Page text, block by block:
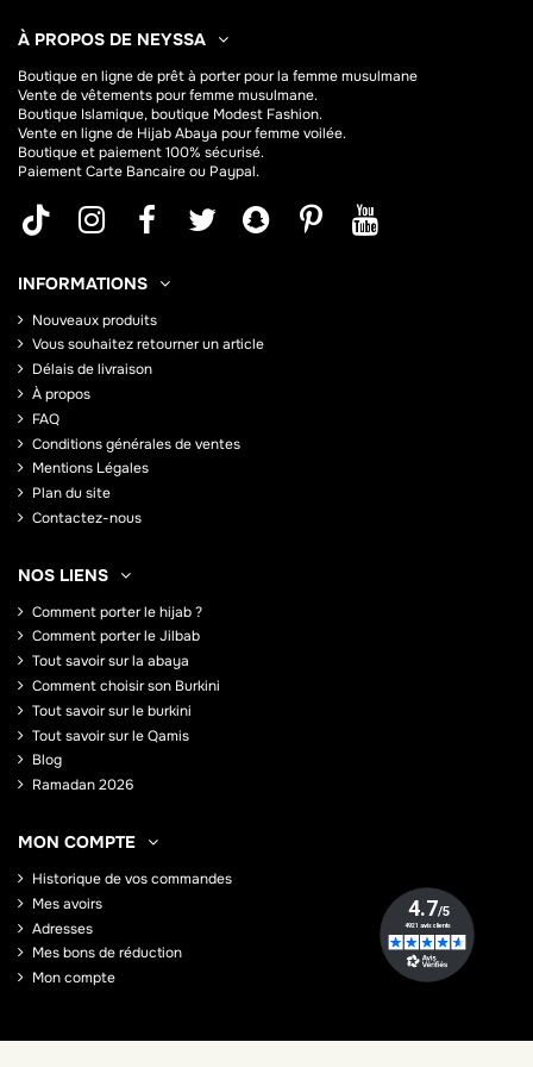
À PROPOS DE NEYSSA
Boutique en ligne deprêt à porter pour la femme musulmane
Vente de vêtements pour femme musulmane.
Boutique Islamique, boutique Modest Fashion.
Vente en ligne de HijabAbaya pour femme voilée.
Boutique et paiement 100% sécurisé.
Paiement Carte Bancaire ou Paypal.
INFORMATIONS
Nouveaux produits
Vous souhaitez retourner un article
Délais de livraison
À propos
FAQ
Conditions générales de ventes
Mentions Légales
Plan du site
Contactez-nous
NOS LIENS
Comment porter le hijab ?
Comment porter le Jilbab
Tout savoir sur la abaya
Comment choisir son Burkini
Tout savoir sur le burkini
Tout savoir sur le Qamis
Blog
Ramadan 2026
MON COMPTE
Historique de vos commandes
Mes avoirs
Adresses
Mes bons de réduction
Mon compte